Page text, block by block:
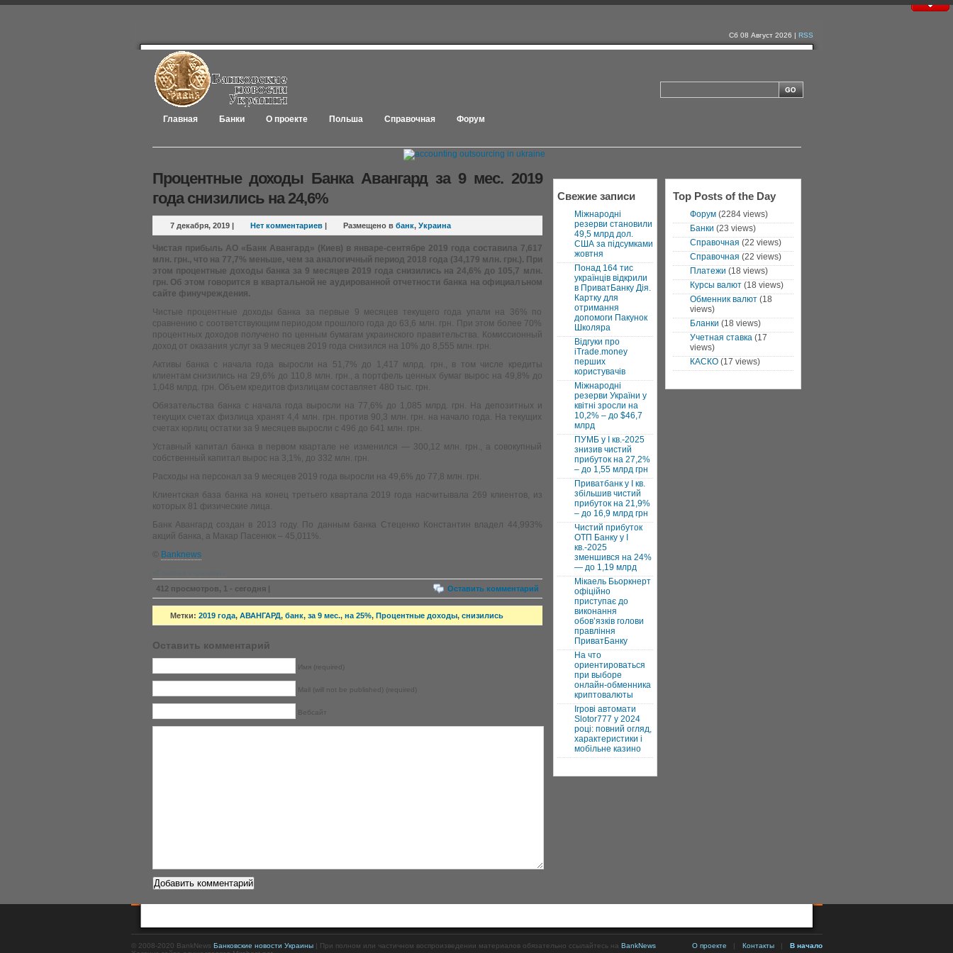
Сб 08 Август 2026 | RSS
Главная Банки О проекте Польша Справочная Форум
Процентные доходы Банка Авангард за 9 мес. 2019
года снизились на 24,6%
7 декабря, 2019| Нет комментариев | Размещено в банк, Украина
Чистая прибыль АО «Банк Авангард» (Киев) в январе-сентябре 2019 года составила 7,617
млн. грн., что на 77,7% меньше, чем за аналогичный период 2018 года (34,179 млн. грн.). При
этом процентные доходы банка за 9 месяцев 2019 года снизились на 24,6% до 105,7 млн.
грн. Об этом говорится в квартальной не аудированной отчетности банка на официальном
сайте финучреждения.
Чистые процентные доходы банка за первые 9 месяцев текущего года упали на 36% по
сравнению с соответствующим периодом прошлого года до 63,6 млн. грн. При этом более 70%
процентных доходов получено по ценным бумагам украинского правительства. Комиссионный
доход от оказания услуг за 9 месяцев 2019 года снизился на 10% до 8,555 млн. грн.
Активы банка с начала года выросли на 51,7% до 1,417 млрд. грн., в том числе кредиты
клиентам снизились на 29,6% до 110,8 млн. грн., а портфель ценных бумаг вырос на 49,8% до
1,048 млрд. грн. Объем кредитов физлицам составляет 480 тыс. грн.
Обязательства банка с начала года выросли на 77,6% до 1,085 млрд. грн. На депозитных и
текущих счетах физлица хранят 4,4 млн. грн. против 90,3 млн. грн. на начало года. На текущих
счетах юрлиц остатки за 9 месяцев выросли с 496 до 641 млн. грн.
Уставный капитал банка в первом квартале не изменился — 300,12 млн. грн., а совокупный
собственный капитал вырос на 3,1%, до 332 млн. грн.
Расходы на персонал за 9 месяцев 2019 года выросли на 49,6% до 77,8 млн. грн.
Клиентская база банка на конец третьего квартала 2019 года насчитывала 269 клиентов, из
которых 81 физические лица.
Банк Авангард создан в 2013 году. По данным банка Стеценко Константин владел 44,993%
акций банка, а Макар Пасенюк – 45,011%.
Banknews
Оставить комментарий
412 просмотров, 1 - сегодня |
Метки: 2019 года, АВАНГАРД, банк, за 9 мес., на 25%, Процентные доходы, снизились
Оставить комментарий
Имя (required)
Mail (will not be published) (required)
Вебсайт
Свежие записи
Міжнародні
резерви становили
49,5 млрд дол.
США за підсумками
жовтня
Понад 164 тис
українців відкрили
в ПриватБанку Дія.
Картку для
отримання
допомоги Пакунок
Школяра
Відгуки про
iTrade.money
перших
користувачів
Міжнародні
резерви України у
квітні зросли на
10,2% – до $46,7
млрд
ПУМБ у I кв.-2025
знизив чистий
прибуток на 27,2%
– до 1,55 млрд грн
Приватбанк у І кв.
збільшив чистий
прибуток на 21,9%
– до 16,9 млрд грн
Чистий прибуток
ОТП Банку у І
кв.-2025
зменшився на 24%
— до 1,19 млрд
Мікаель Бьоркнерт
офіційно
приступає до
виконання
обовʼязків голови
правління
ПриватБанку
На что
ориентироваться
при выборе
онлайн-обменника
криптовалюты
Ігрові автомати
Slotor777 у 2024
році: повний огляд,
характеристики і
мобільне казино
Top Posts of the Day
Форум(2284 views)
Банки (23 views)
Справочная (22 views)
Справочная (22 views)
Платежи (18 views)
Курсы валют(18 views)
Обменник валют(18
views)
Бланки (18 views)
Учетная ставка(17
views)
КАСКО(17 views)
В начало
Контакты|
О проекте |
© 2008-2020 BankNews Банковские новости Украины| При полном или частичном воспроизведении материалов обязательно ссылайтесь на BankNews